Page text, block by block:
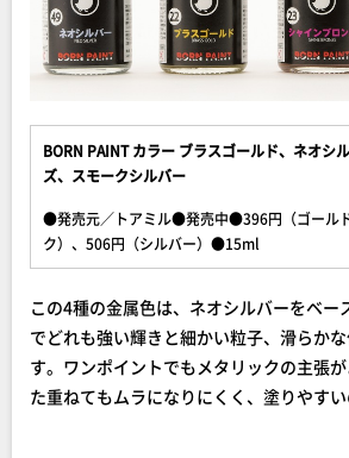
BORN PAINT カラー ブラスゴールド、ネオシ
ズ、スモークシルバー
●発売元／トアミル●発売中●396円（ゴール
ク）、506円（シルバー）●15ml
この4種の金属色は、ネオシルバーをベー
でどれも強い輝きと細かい粒子、滑らか
す。ワンポイントでもメタリックの主張
た重ねてもムラになりにくく、塗りやす